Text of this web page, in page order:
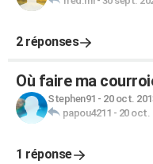
2 réponses
Où faire ma
Stephen91 - 20 oct.
papou4211 - 20 oct.
1 réponse